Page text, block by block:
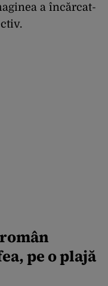
a încărcat-
pe o plajă